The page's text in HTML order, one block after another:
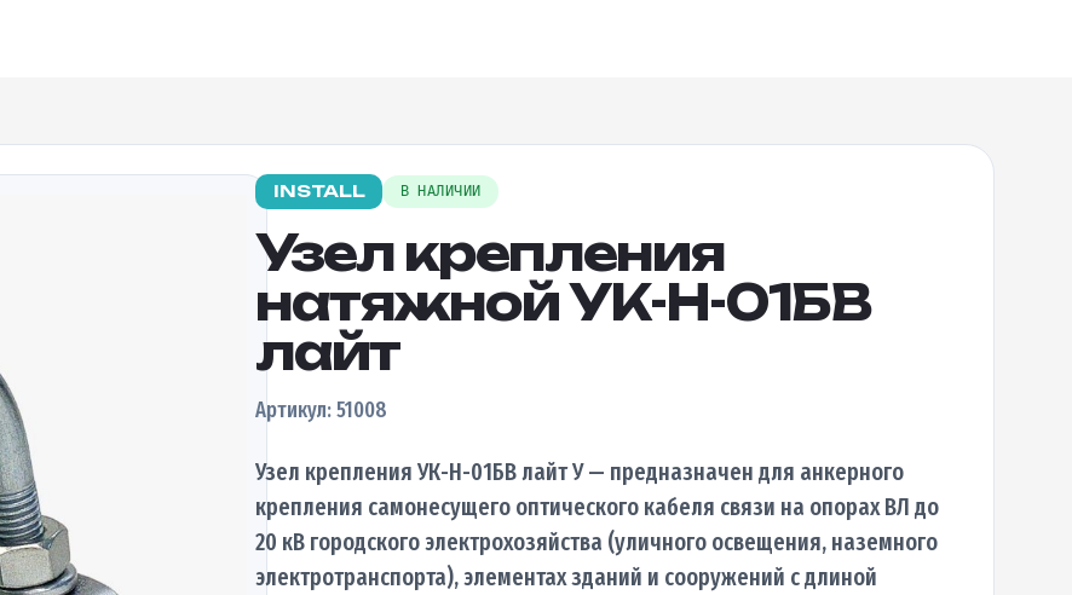
INSTALL В НАЛИЧИИ
Узел крепления
натяжной УК-Н-01БВ
лайт
Артикул: 51008
Узел крепления УК-Н-01БВ лайт У — предназначен для анкерного
крепления самонесущего оптического кабеля связи на опорах ВЛ до
20 кВ городского электрохозяйства (уличного освещения, наземного
электротранспорта), элементах зданий и сооружений с длиной